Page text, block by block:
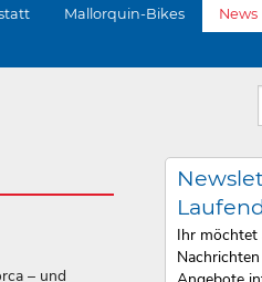
Mallorquin-Bikes News
Ihr möchtet
– und